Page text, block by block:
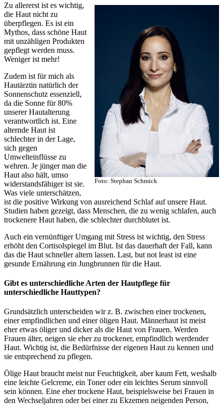
Foto: Stephan Schmick
Zu allererst ist es wichtig,
die Haut nicht zu
überpflegen. Es ist ein
Mythos, dass schöne Haut
mit unzähligen Produkten
gepflegt werden muss.
Weniger ist mehr!
Zudem ist für mich als
Hautärztin natürlich der
Sonnenschutz essenziell,
da die Sonne für 80%
unserer Hautalterung
verantwortlich ist. Eine
alternde Haut ist
schlechter in der Lage,
sich gegen
Umwelteinflüsse zu
wehren. Je jünger man die
Haut also hält, umso
widerstandsfähiger ist sie.
Was viele unterschätzen,
ist die positive Wirkung von ausreichend Schlaf auf unsere Haut.
Studien haben gezeigt, dass Menschen, die zu wenig schlafen, auch
trockenere Haut haben, die schlechter durchblutet ist.
Auch ein vernünftiger Umgang mit Stress ist wichtig, den Stress
erhöht den Cortisolspiegel im Blut. Ist das dauerhaft der Fall, kann
das die Haut schneller altern lassen. Last, but not least ist eine
gesunde Ernährung ein Jungbrunnen für die Haut.
Gibt es unterschiedliche Arten der Hautpflege für
unterschiedliche Hauttypen?
Grundsätzlich unterscheiden wir z. B. zwischen einer trockenen,
einer empfindlichen und einer öligen Haut. Männerhaut ist meist
eher etwas öliger und dicker als die Haut von Frauen. Werden
Frauen älter, neigen sie eher zu trockener, empfindlich werdender
Haut. Wichtig ist, die Bedürfnisse der eigenen Haut zu kennen und
sie entsprechend zu pflegen.
Ölige Haut braucht meist nur Feuchtigkeit, aber kaum Fett, weshalb
eine leichte Gelcreme, ein Toner oder ein leichtes Serum sinnvoll
sein können. Eine eher trockene Haut, beispielsweise bei Frauen in
den Wechseljahren oder bei einer zu Ekzemen neigenden Person,